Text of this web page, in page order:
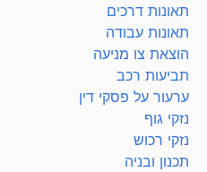
תאונות דרכים
תאונות עבודה
הוצאת צו מניעה
תביעות רכב
ערעור על פסקי דין
נזקי גוף
נזקי רכוש
תכנון ובניה